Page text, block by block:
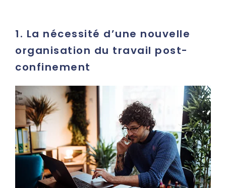
1. La nécessité d’une nouvelle
organisation du travail post-
confinement